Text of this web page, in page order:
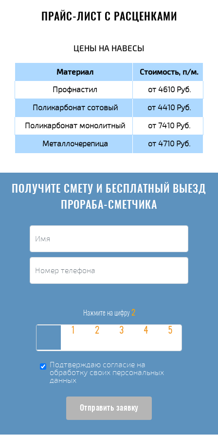
ПРАЙС-ЛИСТ С РАСЦЕНКАМИ
ЦЕНЫ НА НАВЕСЫ
Материал Стоимость, п/м.
Профнастил
от 4610 Руб.
Поликарбонат сотовый
от 4410 Руб.
Поликарбонат монолитный
от 7410 Руб.
Металлочерепица
от 4710 Руб.
ПОЛУЧИТЕ СМЕТУ И БЕСПЛАТНЫЙ ВЫЕЗД
ПРОРАБА-СМЕТЧИКА
Нажмите на цифру 2
Подтверждаю согласие на
обработку своих персональных
данных
Отправить заявку